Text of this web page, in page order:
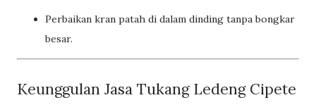
Perbaikan kran patah di dalam dinding tanpa bongkar
besar.
Keunggulan Jasa Tukang Ledeng Cipete